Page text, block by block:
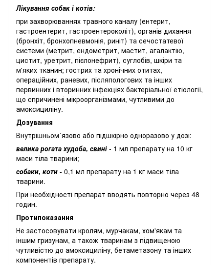
Лікування собак і котів:
при захворюваннях травного каналу (ентерит,
гастроентерит, гастроентероколіт), органів дихання
(бронхіт, бронхопневмонія, риніт) та сечостатевої
системи (метрит, ендометрит, мастит, агалактію,
цистит, уретрит, пієлонефрит), суглобів, шкіри та
м'яких тканин; гострих та хронічних отитах,
операційних, раневих, післяпологових та інших
первинних і вторинних інфекціях бактеріальної етіології,
що спричинені мікроорганізмами, чутливими до
амоксициліну.
Дозування
Внутрішньом´язово або підшкірно одноразово у дозі:
велика рогата худоба, свині - 1 мл препарату на 10 кг
маси тіла тварини;
собаки, коти - 0,1 мл препарату на 1 кг маси тіла
тварини.
При необхідності препарат вводять повторно через 48
годин.
Протипоказання
Не застосовувати кролям, мурчакам, хом'якам та
іншим гризунам, а також тваринам з підвищеною
чутливістю до амоксициліну, бетаметазону та інших
компонентів препарату.